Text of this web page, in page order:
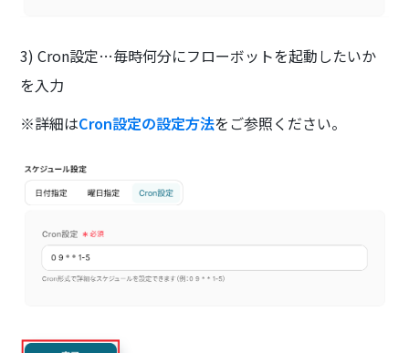
3) Cron設定…毎時何分にフローボットを起動したいか
を入力
※詳細はCron設定の設定方法をご参照ください。